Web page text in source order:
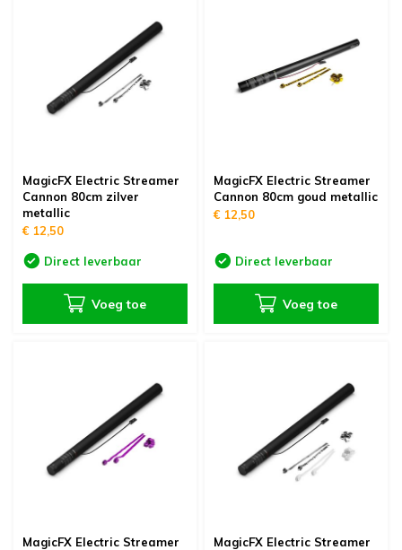
MagicFX Electric Streamer
Cannon 80cm zilver
metallic
€ 12,50
Direct leverbaar
Voeg toe
MagicFX Electric Streamer
Cannon 80cm goud metallic
€ 12,50
Direct leverbaar
Voeg toe
MagicFX Electric Streamer
MagicFX Electric Streamer